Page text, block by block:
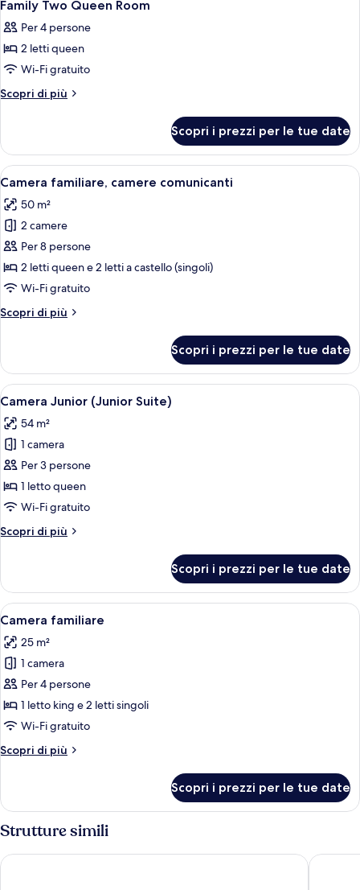
tutte
le
foto
per
Family
Room
Family Two Queen Room
Per 4 persone
2 letti queen
Wi-Fi gratuito
Scopri di più
Altri
Two
Queen
Room
Scopri i prezzi per le tue date
Apri
tutte
le
foto
per
Camera
familiare,
comunicanti
Una camera d'albergo con un letto
4
Camera familiare, camere comunicanti
50 m²
2 camere
Per 8 persone
2 letti queen e 2 letti a castello (singoli)
Wi-Fi gratuito
Scopri di più
Altri
familiare,
camere
comunicanti
Scopri i prezzi per le tue date
Apri
tutte
le
foto
per
Camera
Junior
Suite)
Camera d'albergo con un letto, una
4
Camera Junior (Junior Suite)
54 m²
1 camera
Per 3 persone
1 letto queen
Wi-Fi gratuito
Scopri di più
Altri
Junior
(Junior
Suite)
Scopri i prezzi per le tue date
Apri
tutte
le
foto
per
Camera
familiare
Una camera d'albergo con due letti,
4
Camera familiare
25 m²
1 camera
Per 4 persone
1 letto king e 2 letti singoli
Wi-Fi gratuito
Scopri di più
Altri
familiare
Scopri i prezzi per le tue date
Strutture simili
Grand Magic Hotel Marne La Vallée